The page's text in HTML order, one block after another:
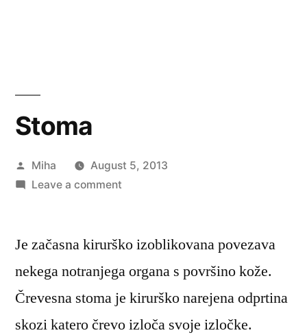
Stoma
Posted
by
Miha
August 5, 2013
Leave a commenton
Je začasna kirurško izoblikovana povezava
nekega notranjega organa s površino kože.
Črevesna stoma je kirurško narejena odprtina
skozi katero črevo izloča svoje izločke.